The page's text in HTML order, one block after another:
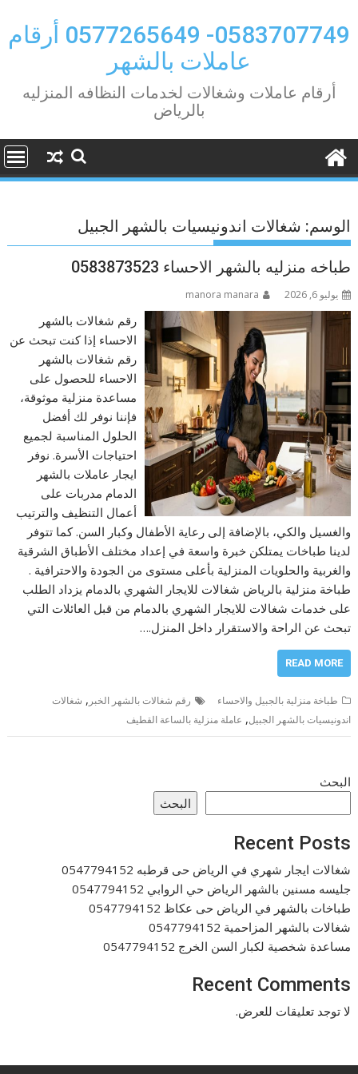
to
content
0583707749- 0577265649 أرقام
عاملات بالشهر
أرقام عاملات وشغالات لخدمات النظافه المنزليه
بالرياض
الوسم: شغالات اندونيسيات بالشهر الجبيل
طباخه منزليه بالشهر الاحساء 0583873523
يوليو 6, 2026 manora manara
رقم شغالات بالشهر
الاحساء إذا كنت تبحث عن
رقم شغالات بالشهر
الاحساء للحصول على
مساعدة منزلية موثوقة،
فإننا نوفر لك أفضل
الحلول المناسبة لجميع
احتياجات الأسرة. نوفر
ايجار عاملات بالشهر
الدمام مدربات على
أعمال التنظيف والترتيب
والغسيل والكي، بالإضافة إلى رعاية الأطفال وكبار السن. كما تتوفر
لدينا طباخات يمتلكن خبرة واسعة في إعداد مختلف الأطباق الشرقية
والغربية والحلويات المنزلية بأعلى مستوى من الجودة والاحترافية .
طباخة منزلية بالرياض شغالات للايجار الشهري بالدمام يزداد الطلب
على خدمات شغالات للايجار الشهري بالدمام من قبل العائلات التي
تبحث عن الراحة والاستقرار داخل المنزل.…
READ MORE
طباخة منزلية بالجبيل والاحساء رقم شغالات بالشهر الخبر , شغالات
اندونيسيات بالشهر الجبيل, عاملة منزلية بالساعة القطيف
البحث
البحث
Recent Posts
شغالات ايجار شهري في الرياض حى قرطبه 0547794152
جليسه مسنين بالشهر الرياض حي الروابي 0547794152
طباخات بالشهر في الرياض حى عكاظ 0547794152
شغالات بالشهر المزاحمية 0547794152
مساعدة شخصية لكبار السن الخرج 0547794152
Recent Comments
لا توجد تعليقات للعرض.